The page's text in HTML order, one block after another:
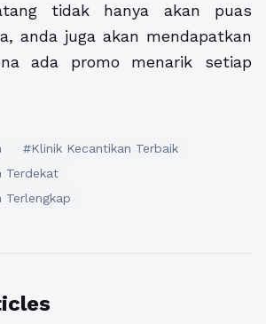
tidak hanya akan puas
anda juga akan mendapatkan
ada promo menarik setiap
#Klinik Kecantikan Terbaik
Terdekat
Terlengkap